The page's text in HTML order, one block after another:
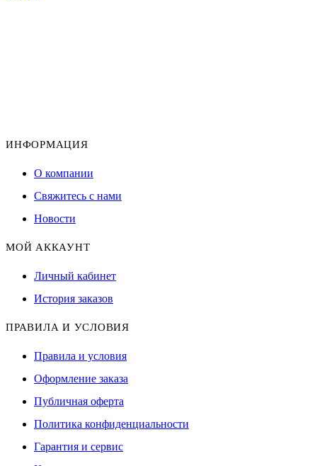
ИНФОРМАЦИЯ
О компании
Свяжитесь с нами
Новости
МОЙ АККАУНТ
Личный кабинет
История заказов
ПРАВИЛА И УСЛОВИЯ
Правила и условия
Оформление заказа
Публичная оферта
Политика конфиденциальности
Гарантия и сервис